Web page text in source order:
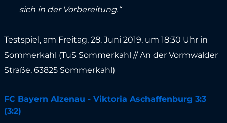
sich in der Vorbereitung.“
Testspiel, am Freitag, 28. Juni 2019, um 18:30 Uhr in
Sommerkahl (TuS Sommerkahl // An der Vormwalder
Straße, 63825 Sommerkahl)
FC Bayern Alzenau - Viktoria Aschaffenburg 3:3
(3:2)